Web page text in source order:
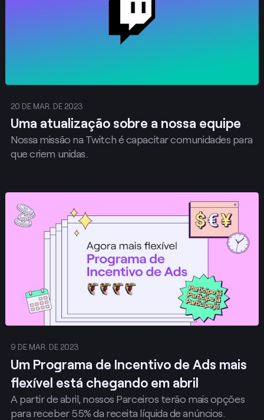
20 DE MAR. DE 2023
Uma atualização sobre a nossa equipe
Nossa missão na Twitch é capacitar comunidades para
que criem unidas.
9 DE MAR. DE 2023
Um Programa de Incentivo de Ads mais
flexível está chegando em abril
A partir de abril, nossos Parceiros terão mais opções
para receber 55% da receita líquida de anúncios.
Publicar